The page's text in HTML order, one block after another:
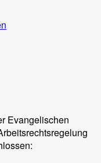
Evangelischen